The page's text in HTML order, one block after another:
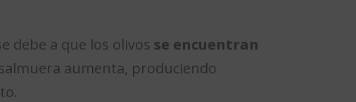
debe a que los olivos se encuentran
aumenta, produciendo